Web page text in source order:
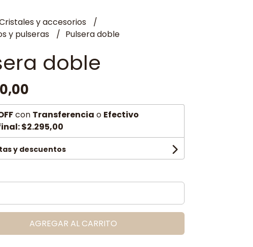
y accesorios
y pulseras
Pulsera doble
doble
con Transferencia o Efectivo
$2.295,00
y descuentos
AGREGAR AL CARRITO